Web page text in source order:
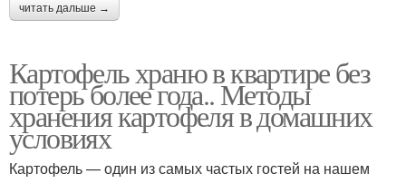
читать дальше →
Картофель храню в квартире без
потерь более года.. Методы
хранения картофеля в домашних
условиях
Картофель — один из самых частых гостей на нашем